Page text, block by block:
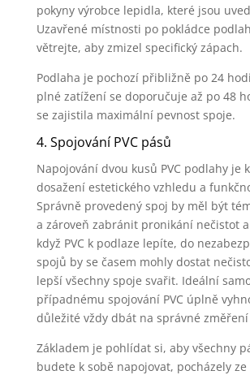
pokyny výrobce lepidla, které jsou
Uzavřené místnosti po pokládce
větrejte, aby zmizel specifický zápach.
Podlaha je pochozí přibližně po 24
plné zatížení se doporučuje až po 48
se zajistila maximální pevnost spoje.
4. Spojování PVC pásů
Napojování dvou kusů PVC podlahy je
dosažení estetického vzhledu a
Správně provedený spoj by měl být
a zároveň zabránit pronikání nečistot
když PVC k podlaze lepíte, do
spojů by se časem mohly dostat
lepší všechny spoje svařit. Ideální
případnému spojování PVC úplně
důležité vždy dbát na správné
Základem je pohlídat si, aby všechny
budete k sobě napojovat, pocházely